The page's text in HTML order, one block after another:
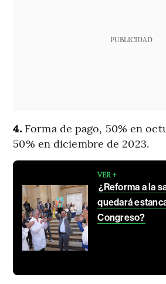
PUBLICIDAD
4. Forma de pago, 50% en
50% en diciembre de 2023.
VER +
¿Reforma a la
quedará
Congreso?